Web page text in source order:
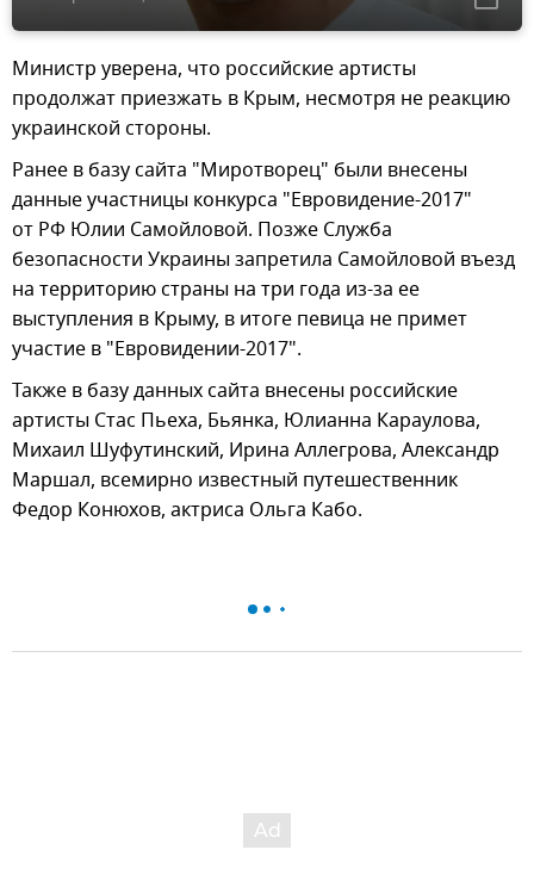
Министр уверена, что российские артисты
продолжат приезжать в Крым, несмотря не реакцию
украинской стороны.
Ранее в базу сайта "Миротворец" были внесены
данные участницы конкурса "Евровидение-2017"
от РФ Юлии Самойловой. Позже Служба
безопасности Украины запретила Самойловой въезд
на территорию страны на три года из-за ее
выступления в Крыму, в итоге певица не примет
участие в "Евровидении-2017".
Также в базу данных сайта внесены российские
артисты Стас Пьеха, Бьянка, Юлианна Караулова,
Михаил Шуфутинский, Ирина Аллегрова, Александр
Маршал, всемирно известный путешественник
Федор Конюхов, актриса Ольга Кабо.